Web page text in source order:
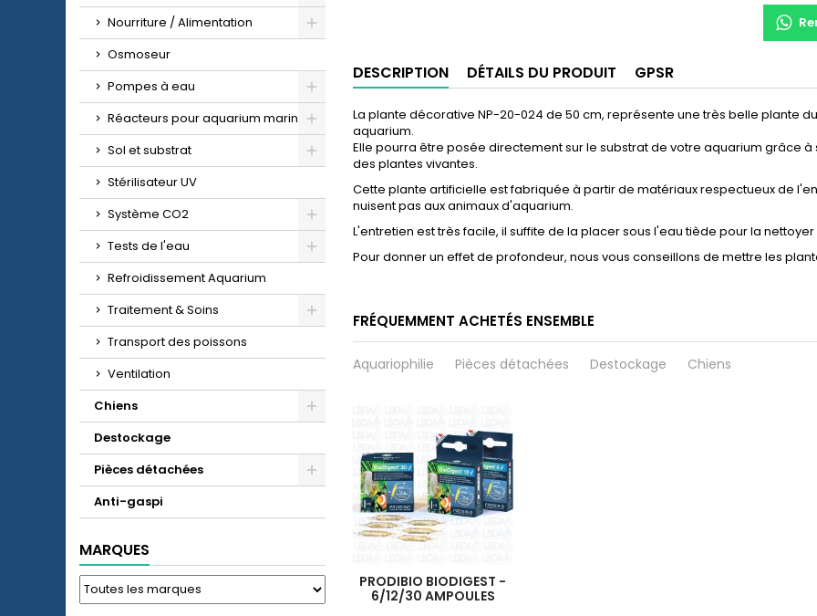
Nourriture / Alimentation
Osmoseur
Pompes à eau
Réacteurs pour aquarium marin
Sol et substrat
Stérilisateur UV
Système CO2
Tests de l'eau
Refroidissement Aquarium
Traitement & Soins
Transport des poissons
Ventilation
Chiens
Destockage
Pièces détachées
Anti-gaspi
MARQUES
DESCRIPTION DÉTAILS DU PRODUIT GPSR
La plante décorative NP-20-024 de 50 cm, représente une très belle plante
aquarium.
Elle pourra être posée directement sur le substrat de votre aquarium grâce
des plantes vivantes.
Cette plante artificielle est fabriquée à partir de matériaux respectueux de
nuisent pas aux animaux d'aquarium.
L'entretien est très facile, il suffite de la placer sous l'eau tiède pour la
Pour donner un effet de profondeur, nous vous conseillons de mettre les
FRÉQUEMMENT ACHETÉS ENSEMBLE
Aquariophilie Pièces détachées Destockage Chiens
PRODIBIO BIODIGEST -
6/12/30 AMPOULES